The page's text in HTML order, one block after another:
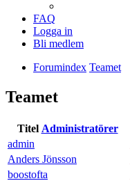
FAQ
Logga in
Bli medlem
Forumindex Teamet
Teamet
Titel Administratörer
admin
Anders Jönsson
boostofta